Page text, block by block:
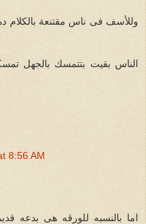
وللأسف فى ناس مقتنعة بالكلام
الناس بقيت بتتمسك بالجهل
8:56 AM
اما بالنسبه للورقه هى بدعه